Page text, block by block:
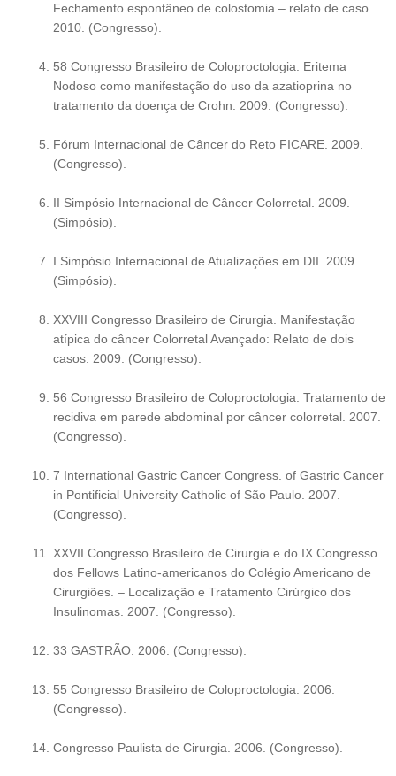
Fechamento espontâneo de colostomia – relato de caso.
2010. (Congresso).
58 Congresso Brasileiro de Coloproctologia. Eritema
Nodoso como manifestação do uso da azatioprina no
tratamento da doença de Crohn. 2009. (Congresso).
Fórum Internacional de Câncer do Reto FICARE. 2009.
(Congresso).
II Simpósio Internacional de Câncer Colorretal. 2009.
(Simpósio).
I Simpósio Internacional de Atualizações em DII. 2009.
(Simpósio).
XXVIII Congresso Brasileiro de Cirurgia. Manifestação
atípica do câncer Colorretal Avançado: Relato de dois
casos. 2009. (Congresso).
56 Congresso Brasileiro de Coloproctologia. Tratamento de
recidiva em parede abdominal por câncer colorretal. 2007.
(Congresso).
7 International Gastric Cancer Congress. of Gastric Cancer
in Pontificial University Catholic of São Paulo. 2007.
(Congresso).
XXVII Congresso Brasileiro de Cirurgia e do IX Congresso
dos Fellows Latino-americanos do Colégio Americano de
Cirurgiões. – Localização e Tratamento Cirúrgico dos
Insulinomas. 2007. (Congresso).
33 GASTRÃO. 2006. (Congresso).
55 Congresso Brasileiro de Coloproctologia. 2006.
(Congresso).
Congresso Paulista de Cirurgia. 2006. (Congresso).